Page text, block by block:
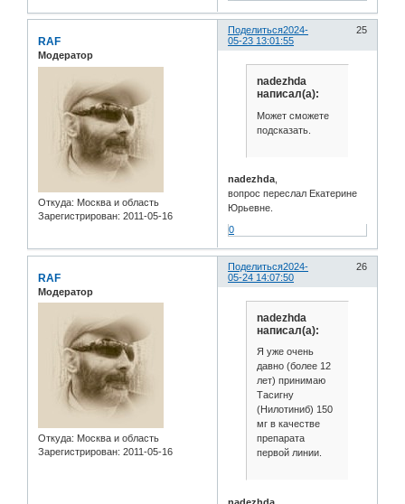
Поделиться 25
2024-
05-23 13:01:55
RAF
Модератор
Откуда: Москва и область
Зарегистрирован: 2011-05-16
nadezhda
написал(а):
Может сможете
подсказать.
nadezhda
вопрос переслал Екатерине
Юрьевне.
0
Поделиться 26
2024-
05-24 14:07:50
RAF
Модератор
Откуда: Москва и область
Зарегистрирован: 2011-05-16
nadezhda
написал(а):
Я уже очень
давно (более 12
лет) принимаю
Тасигну
(Нилотиниб) 150
мг в качестве
препарата
первой линии.